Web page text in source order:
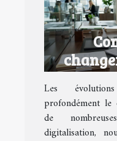
Les
profondément
de
digitalisation,